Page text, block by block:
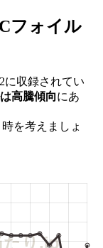
フォイル
に収録されてい
高騰傾向にあ
を考えましょ